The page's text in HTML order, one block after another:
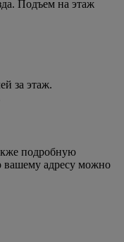
Подъем на этаж
за этаж.
подробную
вашему адресу можно